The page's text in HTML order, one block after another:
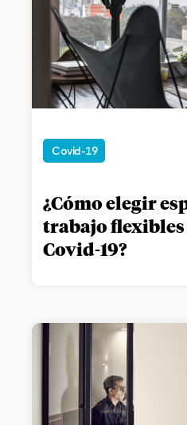
Covid-19
¿Cómo elegir
trabajo flexibles
Covid-19?